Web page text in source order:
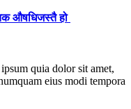
औषधिजस्तै हो
quia dolor sit amet,
eius modi tempora